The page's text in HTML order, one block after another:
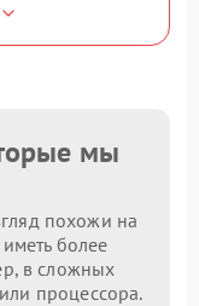
мы
похожи на
более
в сложных
процессора.